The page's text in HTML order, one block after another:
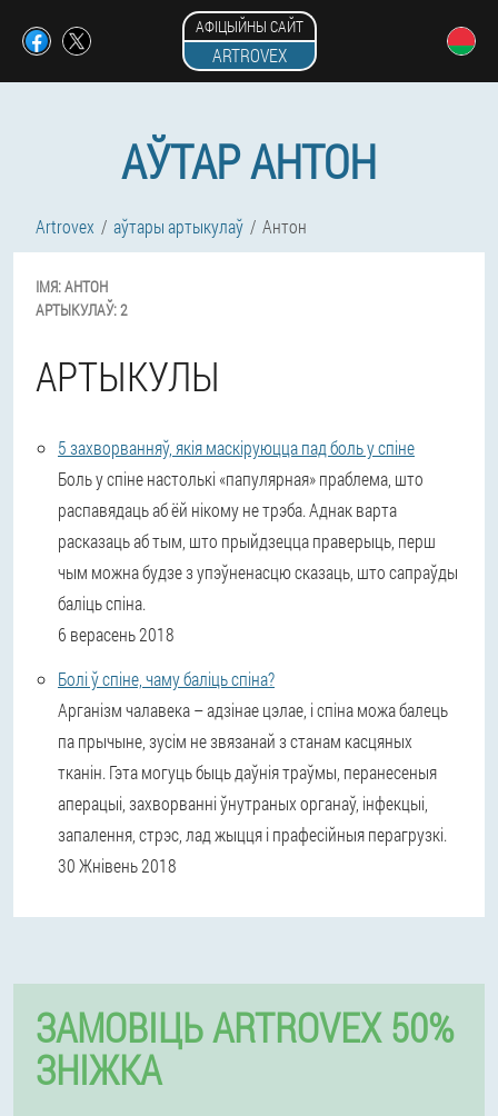
АФІЦЫЙНЫ САЙТ
ARTROVEX
АЎТАР АНТОН
Artrovex аўтары артыкулаў Антон
ІМЯ:АНТОН
АРТЫКУЛАЎ:2
АРТЫКУЛЫ
5 захворванняў, якія маскіруюцца пад боль у спіне
Боль у спіне настолькі «папулярная» праблема, што
распавядаць аб ёй нікому не трэба. Аднак варта
расказаць аб тым, што прыйдзецца праверыць, перш
чым можна будзе з упэўненасцю сказаць, што сапраўды
баліць спіна.
6 верасень 2018
Болі ў спіне, чаму баліць спіна?
Арганізм чалавека – адзінае цэлае, і спіна можа балець
па прычыне, зусім не звязанай з станам касцяных
тканін. Гэта могуць быць даўнія траўмы, перанесеныя
аперацыі, захворванні ўнутраных органаў, інфекцыі,
запалення, стрэс, лад жыцця і прафесійныя перагрузкі.
30 Жнівень 2018
ЗАМОВІЦЬ ARTROVEX 50%
ЗНІЖКА